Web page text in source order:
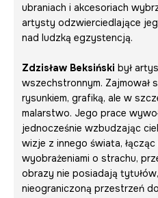
ubraniach i akcesoriach
artysty odzwierciedlające
nad ludzką egzystencją.
Zdzisław Beksiński był
wszechstronnym. Zajmował
rysunkiem, grafiką, ale w
malarstwo. Jego prace
jednocześnie wzbudzając
wizje z innego świata,
wyobrażeniami o strachu,
obrazy nie posiadają
nieograniczoną przestrzeń